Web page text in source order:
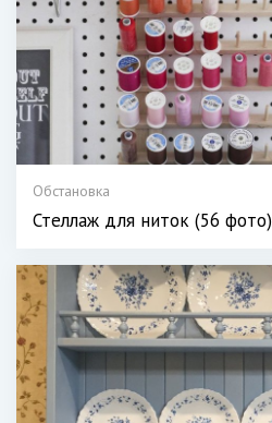
Обстановка
Стеллаж для ниток (56 фото)